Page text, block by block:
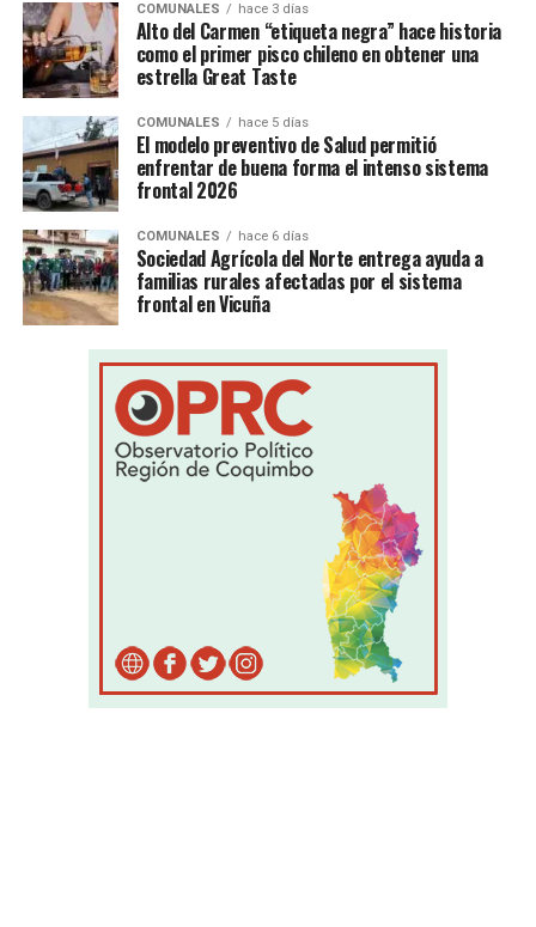
COMUNALES hace 3 días
Alto del Carmen “etiqueta negra” hace historia
como el primer pisco chileno en obtener una
estrella Great Taste
COMUNALES hace 5 días
El modelo preventivo de Salud permitió
enfrentar de buena forma el intenso sistema
frontal 2026
COMUNALES hace 6 días
Sociedad Agrícola del Norte entrega ayuda a
familias rurales afectadas por el sistema
frontal en Vicuña